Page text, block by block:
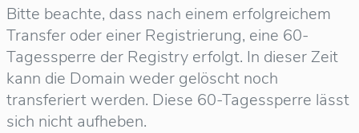
Bitte beachte, dass nach einem erfolgreichem
Transfer oder einer Registrierung, eine 60-
Tagessperre der Registry erfolgt. In dieser Zeit
kann die Domain weder gelöscht noch
transferiert werden. Diese 60-Tagessperre lässt
sich nicht aufheben.